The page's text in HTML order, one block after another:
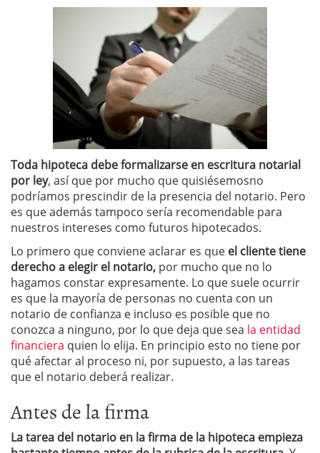
Toda hipoteca debe formalizarse en escritura notarial
por ley, así que por mucho que quisiésemosno
podríamos prescindir de la presencia del notario. Pero
es que además tampoco sería recomendable para
nuestros intereses como futuros hipotecados.
Lo primero que conviene aclarar es que el cliente tiene
derecho a elegir el notario, por mucho que no lo
hagamos constar expresamente. Lo que suele ocurrir
es que la mayoría de personas no cuenta con un
notario de confianza e incluso es posible que no
conozca a ninguno, por lo que deja que sea la entidad
financiera quien lo elija. En principio esto no tiene por
qué afectar al proceso ni, por supuesto, a las tareas
que el notario deberá realizar.
Antes de la firma
La tarea del notario en la firma de la hipoteca empieza